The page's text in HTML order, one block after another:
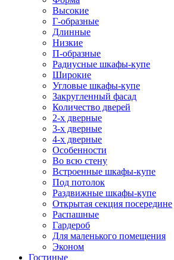
Высокие
Г-образные
Длинные
Низкие
П-образные
Радиусные шкафы-купе
Широкие
Угловые шкафы-купе
Закругленный фасад
Количество дверей
2-х дверные
3-х дверные
4-х дверные
Особенности
Во всю стену
Встроенные шкафы-купе
Под потолок
Раздвижные шкафы-купе
Открытая секция посередине
Распашные
Гардероб
Для маленького помещения
Эконом
Гостиные